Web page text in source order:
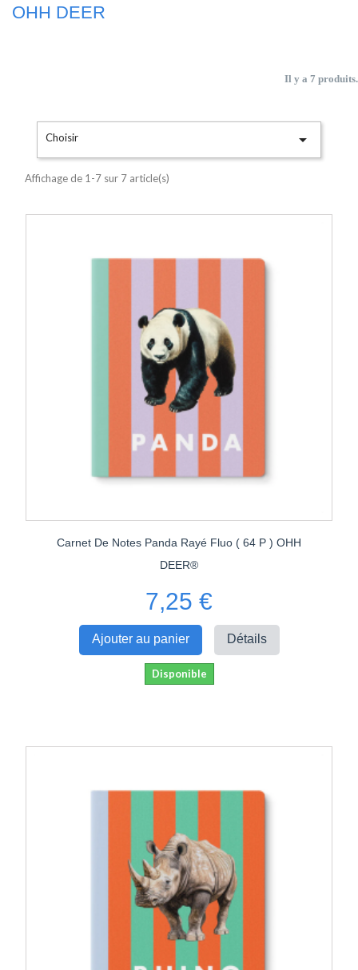
OHH DEER
Il y a 7 produits.
Choisir 
Affichage de 1-7 sur 7 article(s)
Carnet De Notes Panda Rayé Fluo ( 64 P ) OHH
DEER®
7,25 €
Ajouter au panier Détails
Disponible